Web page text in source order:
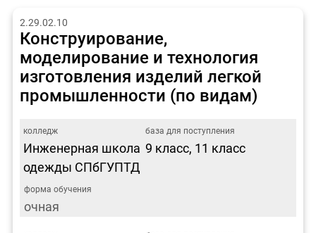
2.29.02.10
Конструирование,
моделирование и технология
изготовления изделий легкой
промышленности (по видам)
Инженерная школа
одежды СПбГУПТД
9 класс, 11 класс
очная